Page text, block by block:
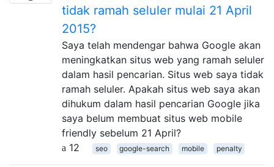
tidak ramah seluler mulai 21 April
2015?
Saya telah mendengar bahwa Google akan
meningkatkan situs web yang ramah seluler
dalam hasil pencarian. Situs web saya tidak
ramah seluler. Apakah situs web saya akan
dihukum dalam hasil pencarian Google jika
saya belum membuat situs web mobile
friendly sebelum 21 April?
12
seo google-search mobile penalty